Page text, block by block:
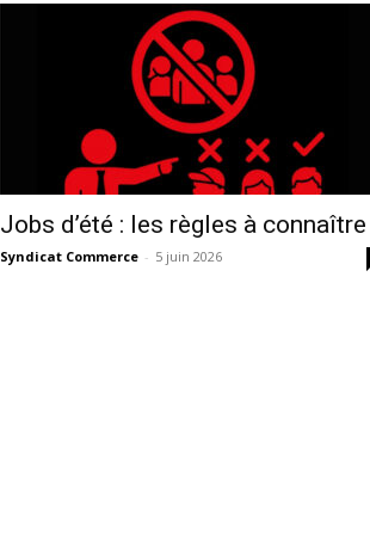
Jobs d’été : les règles à connaître
Syndicat Commerce - 5 juin 2026